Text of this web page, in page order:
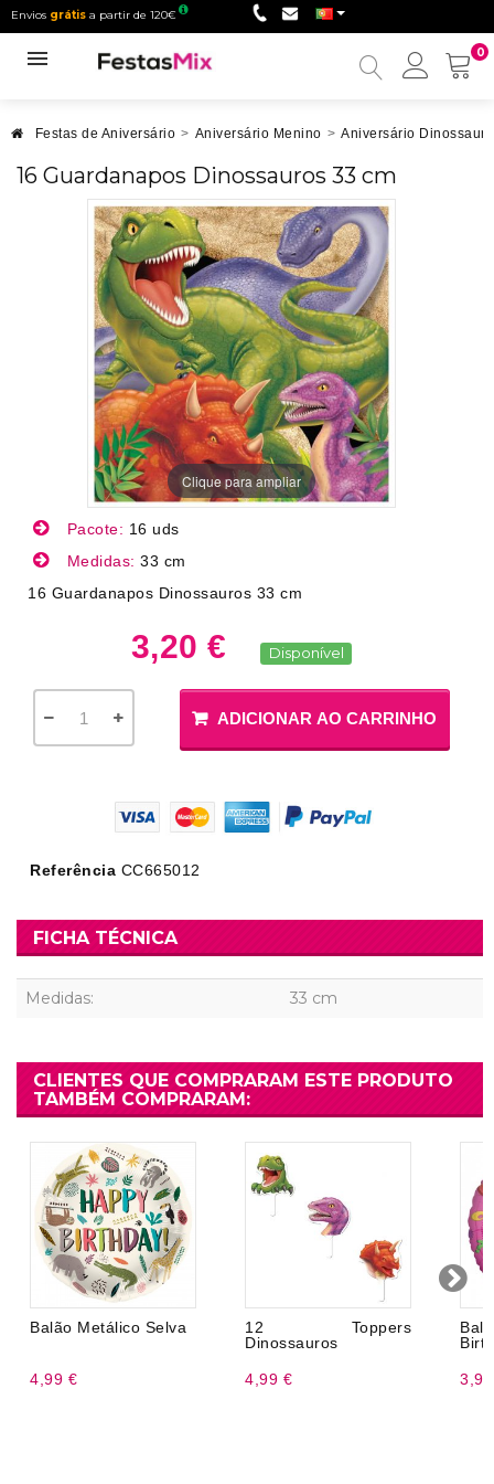
Envios grátis a partir de 120€
0
Minha
Festas de Aniversário > Aniversário Menino > Aniversário Dinossauro
16 Guardanapos Dinossauros 33 cm
Clique para ampliar
Pacote: 16 uds
Medidas: 33 cm
16 Guardanapos Dinossauros 33 cm
3,20 € Disponível
ADICIONAR AO CARRINHO
Referência CC665012
FICHA TÉCNICA
Medidas: 33 cm
CLIENTES QUE COMPRARAM ESTE PRODUTO
TAMBÉM COMPRARAM:
Balão Metálico Selva
4,99 €
12 Toppers
Dinossauros
4,99 €